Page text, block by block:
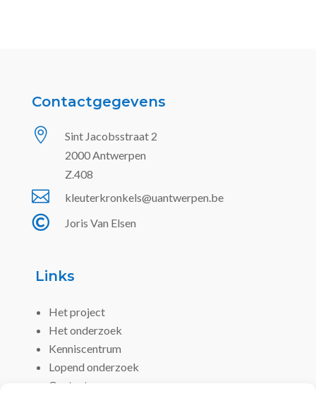
Contactgegevens

Sint Jacobsstraat 2
2000 Antwerpen
Z.408
 kleuterkronkels@uantwerpen.be
 Joris Van Elsen
Links
Het project
Het onderzoek
Kenniscentrum
Lopend onderzoek
Contact